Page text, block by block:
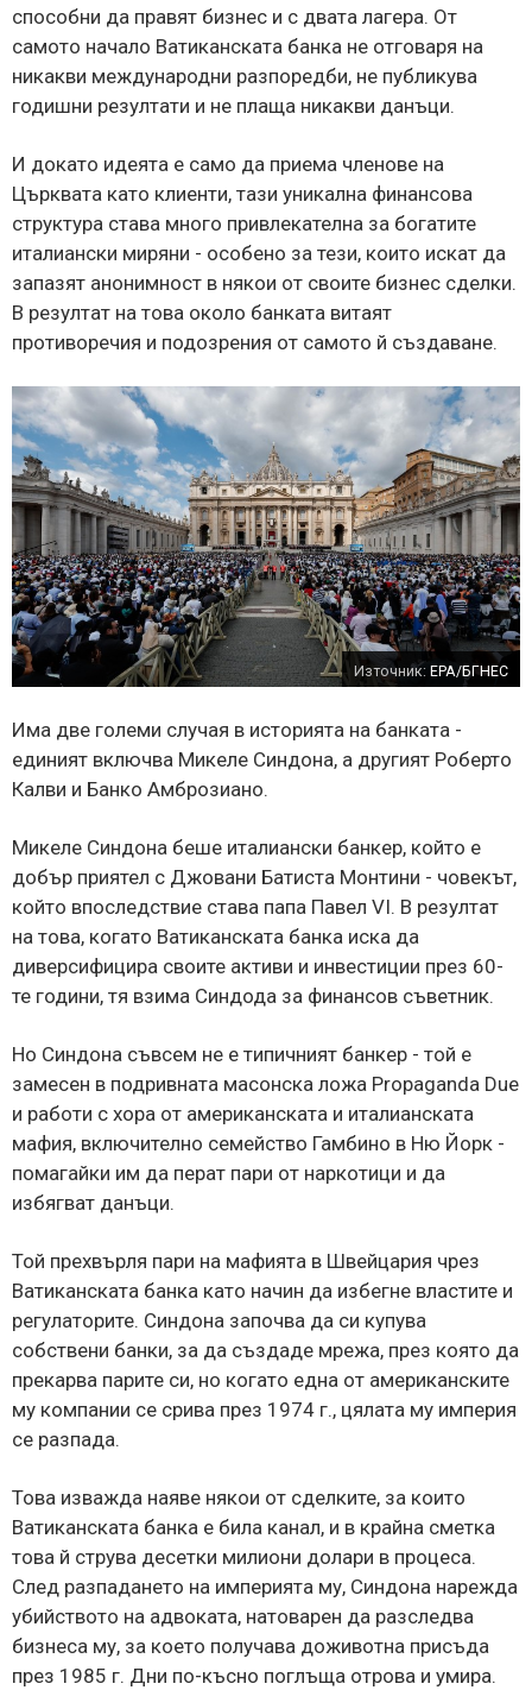
способни да правят бизнес и с двата лагера. От
самото начало Ватиканската банка не отговаря на
никакви международни разпоредби, не публикува
годишни резултати и не плаща никакви данъци.
И докато идеята е само да приема членове на
Църквата като клиенти, тази уникална финансова
структура става много привлекателна за богатите
италиански миряни - особено за тези, които искат да
запазят анонимност в някои от своите бизнес сделки.
В резултат на това около банката витаят
противоречия и подозрения от самото й създаване.
Източник: EPA/БГНЕС
Има две големи случая в историята на банката -
единият включва Микеле Синдона, а другият Роберто
Калви и Банко Амброзиано.
Микеле Синдона беше италиански банкер, който е
добър приятел с Джовани Батиста Монтини - човекът,
който впоследствие става папа Павел VI. В резултат
на това, когато Ватиканската банка иска да
диверсифицира своите активи и инвестиции през 60-
те години, тя взима Синдода за финансов съветник.
Но Синдона съвсем не е типичният банкер - той е
замесен в подривната масонска ложа Propaganda Due
и работи с хора от американската и италианската
мафия, включително семейство Гамбино в Ню Йорк -
помагайки им да перат пари от наркотици и да
избягват данъци.
Той прехвърля пари на мафията в Швейцария чрез
Ватиканската банка като начин да избегне властите и
регулаторите. Синдона започва да си купува
собствени банки, за да създаде мрежа, през която да
прекарва парите си, но когато една от американските
му компании се срива през 1974 г., цялата му империя
се разпада.
Това изважда наяве някои от сделките, за които
Ватиканската банка е била канал, и в крайна сметка
това й струва десетки милиони долари в процеса.
След разпадането на империята му, Синдона нарежда
убийството на адвоката, натоварен да разследва
бизнеса му, за което получава доживотна присъда
през 1985 г. Дни по-късно поглъща отрова и умира.